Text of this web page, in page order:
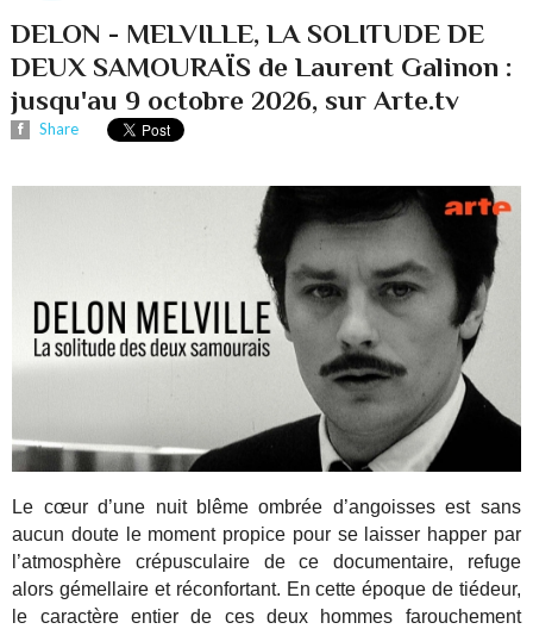
DELON - MELVILLE, LA SOLITUDE DE
DEUX SAMOURAÏS de Laurent Galinon :
jusqu'au 9 octobre 2026, sur Arte.tv
Share
Le cœur d’une nuit blême ombrée d’angoisses est sans
aucun doute le moment propice pour se laisser happer par
l’atmosphère crépusculaire de ce documentaire, refuge
alors gémellaire et réconfortant. En cette époque de tiédeur,
le caractère entier de ces deux hommes farouchement